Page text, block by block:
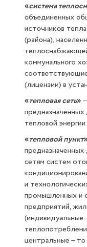
«система
объединенных
источников
(района),
коммунального
(лицензии) в
«тепловая сеть»
тепловой
«тепловой пункт
сетям систем
и
промышленных и
предприятий,
(индивидуальные
центральные –